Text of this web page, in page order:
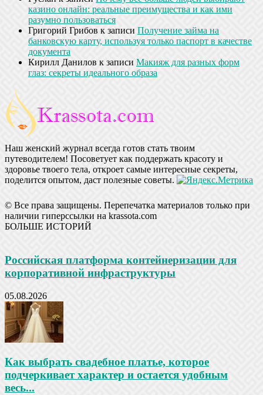
казино онлайн: реальные преимущества и как ими
разумно пользоваться
Григорий Грибов к записи Получение займа на
банковскую карту, используя только паспорт в качестве
документа
Кирилл Данилов к записи Макияж для разных форм
глаз: секреты идеального образа
Наш женский журнал всегда готов стать твоим
путеводителем! Посоветует как поддержать красоту и
здоровье твоего тела, откроет самые интересные секреты,
поделится опытом, даст полезные советы.
© Все права защищены. Перепечатка материалов только при
наличии гиперссылки на krassota.com
БОЛЬШЕ ИСТОРИЙ
Российская платформа контейнеризации для
корпоративной инфраструктуры
05.08.2026
Как выбрать свадебное платье, которое
подчеркивает характер и остается удобным
весь...